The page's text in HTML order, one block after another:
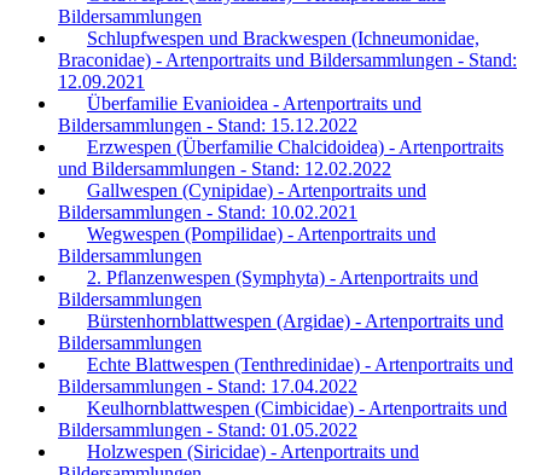
Bildersammlungen
Schlupfwespen und Brackwespen (Ichneumonidae,
Braconidae) - Artenportraits und Bildersammlungen - Stand:
12.09.2021
Überfamilie Evanioidea - Artenportraits und
Bildersammlungen - Stand: 15.12.2022
Erzwespen (Überfamilie Chalcidoidea) - Artenportraits
und Bildersammlungen - Stand: 12.02.2022
Gallwespen (Cynipidae) - Artenportraits und
Bildersammlungen - Stand: 10.02.2021
Wegwespen (Pompilidae) - Artenportraits und
Bildersammlungen
2. Pflanzenwespen (Symphyta) - Artenportraits und
Bildersammlungen
Bürstenhornblattwespen (Argidae) - Artenportraits und
Bildersammlungen
Echte Blattwespen (Tenthredinidae) - Artenportraits und
Bildersammlungen - Stand: 17.04.2022
Keulhornblattwespen (Cimbicidae) - Artenportraits und
Bildersammlungen - Stand: 01.05.2022
Holzwespen (Siricidae) - Artenportraits und